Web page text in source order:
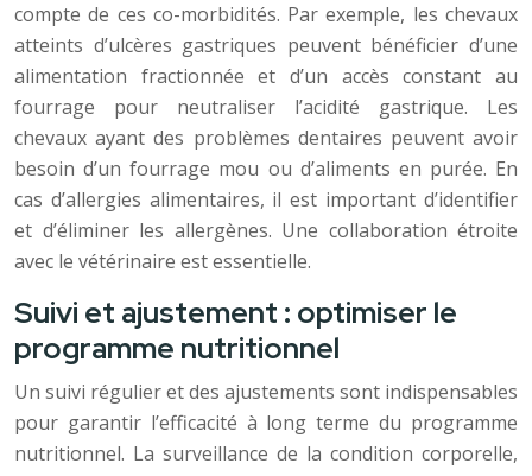
compte de ces co-morbidités. Par exemple, les chevaux
atteints d’ulcères gastriques peuvent bénéficier d’une
alimentation fractionnée et d’un accès constant au
fourrage pour neutraliser l’acidité gastrique. Les
chevaux ayant des problèmes dentaires peuvent avoir
besoin d’un fourrage mou ou d’aliments en purée. En
cas d’allergies alimentaires, il est important d’identifier
et d’éliminer les allergènes. Une collaboration étroite
avec le vétérinaire est essentielle.
Suivi et ajustement : optimiser le
programme nutritionnel
Un suivi régulier et des ajustements sont indispensables
pour garantir l’efficacité à long terme du programme
nutritionnel. La surveillance de la condition corporelle,